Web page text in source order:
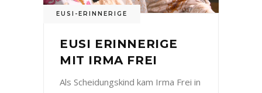
EUSI-ERINNERIGE
EUSI ERINNERIGE
MIT IRMA FREI
Als Scheidungskind kam Irma Frei in